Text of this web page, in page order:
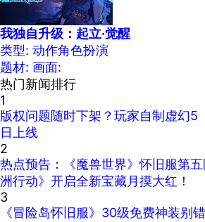
我独自升级：起立·觉醒
类型: 动作角色扮演
题材: 画面:
热门新闻排行
1
版权问题随时下架？玩家自制虚幻5
日上线
2
热点预告：《魔兽世界》怀旧服第
洲行动》开启全新宝藏月摸大红！
3
《冒险岛怀旧服》30级免费神装别